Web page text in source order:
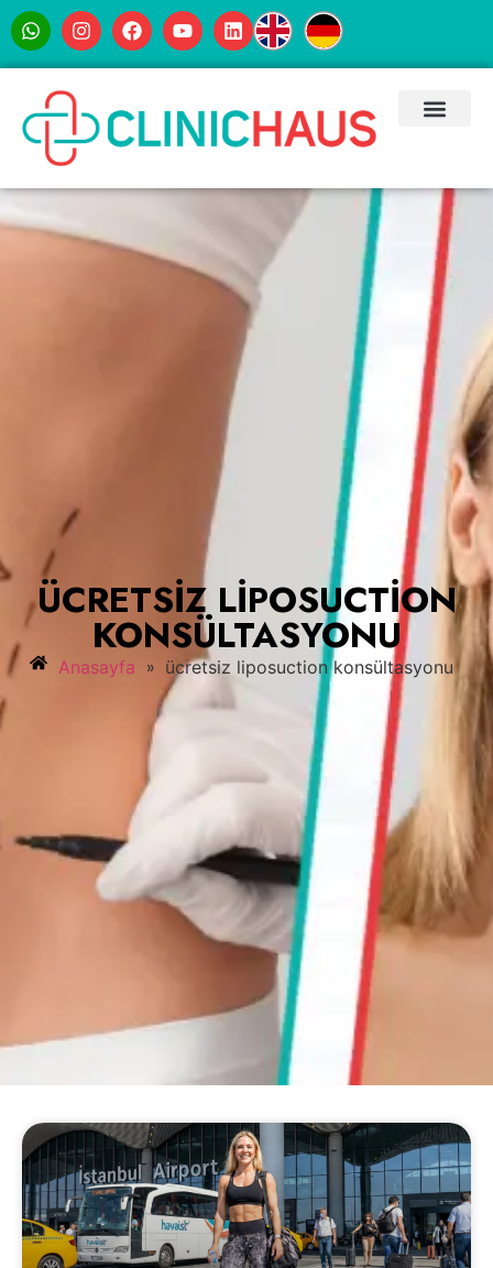
ÜCRETSIZ LIPOSUCTION
KONSÜLTASYONU
Anasayfa » ücretsiz liposuction konsültasyonu